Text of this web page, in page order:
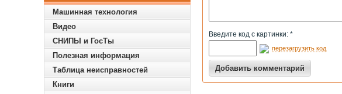
Введите код с картинки: *
перезагрузить код
Машинная технология
Видео
СНИПЫ и ГосТы
Полезная информация
Таблица неисправностей
Книги